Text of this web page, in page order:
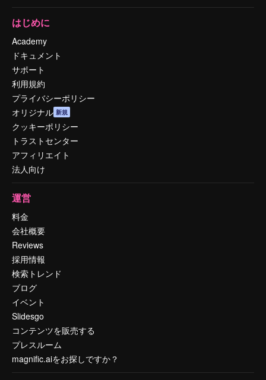
はじめに
Academy
ドキュメント
サポート
利用規約
プライバシーポリシー
オリジナル 新規
クッキーポリシー
トラストセンター
アフィリエイト
法人向け
運営
料金
会社概要
Reviews
採用情報
検索トレンド
ブログ
イベント
Slidesgo
コンテンツを販売する
プレスルーム
magnific.aiをお探しですか？